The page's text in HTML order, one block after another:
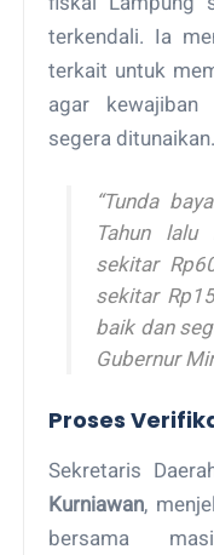
terkendali. Ia
terkait untuk
agar
segera ditunaikan.
“Tunda
Tahun
sekitar
sekitar
baik dan
Gubernur
Proses
Sekretaris
Kurniawan,
bersama